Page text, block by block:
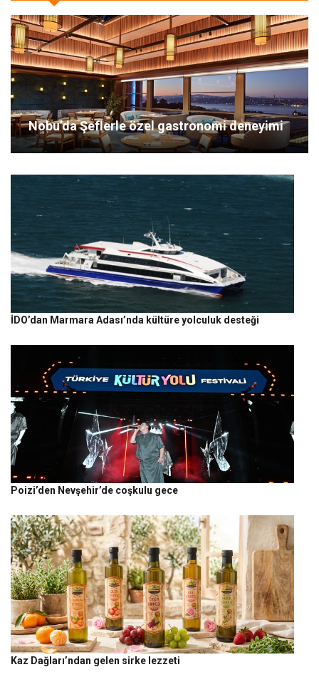
Nobu’da Şeflerle özel gastronomi deneyimi
İDO’dan Marmara Adası’nda kültüre yolculuk desteği
Poizi’den Nevşehir’de coşkulu gece
Kaz Dağları’ndan gelen sirke lezzeti